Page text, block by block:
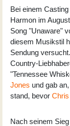
Bei einem
Harmon im
Song "Unaware"
diesem Musikstil
Sendung
Country-
"Tennessee
Jones und gab
stand, bevor
Nach seinem